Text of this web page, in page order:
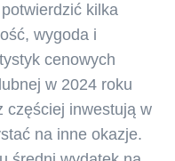
kilka
wygoda i
cenowych
w 2024 roku
częściej inwestują w
na inne okazje.